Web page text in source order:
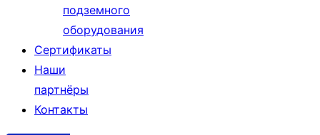
подземного
оборудования
Сертификаты
Наши
партнёры
Контакты